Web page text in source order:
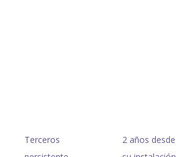
Terceros
2 años desde